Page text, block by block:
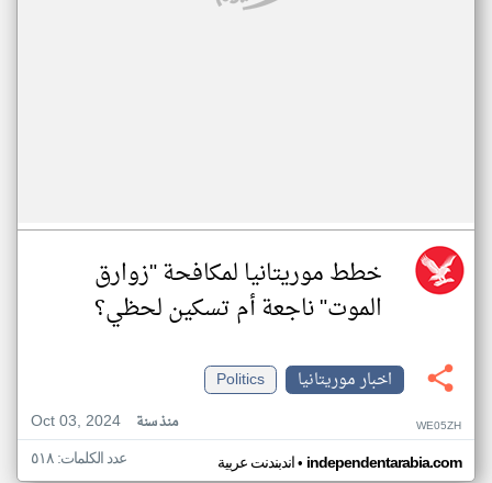
خطط موريتانيا لمكافحة "زوارق
الموت" ناجعة أم تسكين لحظي؟
اخبار موريتانيا
Politics
Oct 03, 2024
منذ سنة WE05ZH
اندبندنت عربية• independentarabia.com عدد الكلمات: ٥١٨